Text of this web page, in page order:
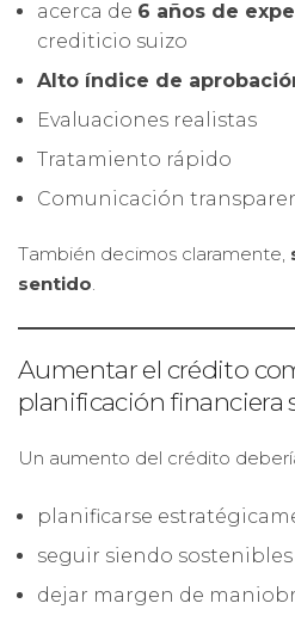
acerca de 6 años de
crediticio suizo
Alto índice de
Evaluaciones realistas
Tratamiento rápido
Comunicación
También decimos claramente,
sentido.
Aumentar el crédito
planificación financiera
Un aumento del crédito
planificarse
seguir siendo
dejar margen de